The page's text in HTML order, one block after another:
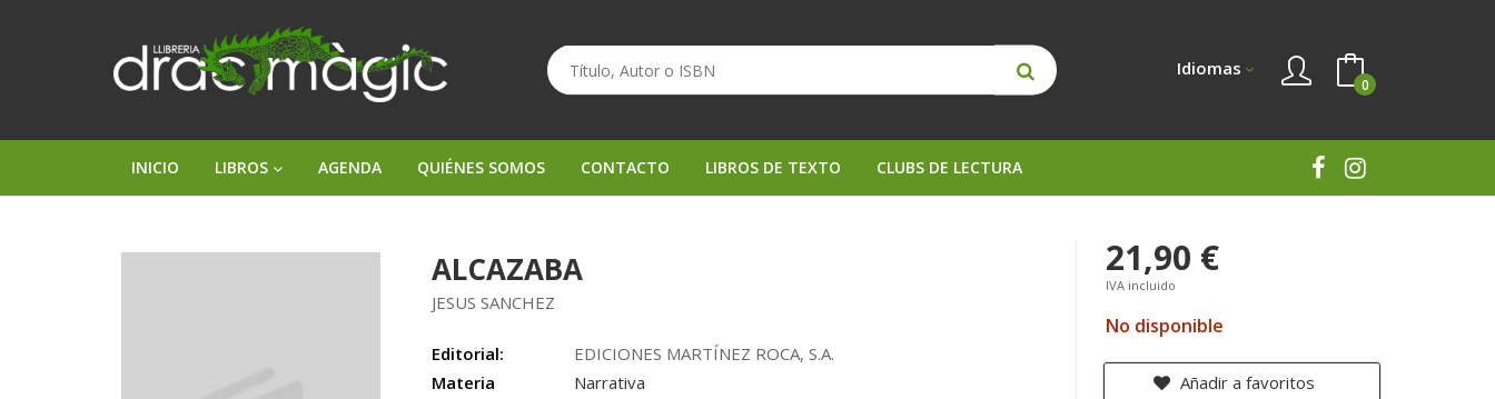
Idiomas
0
INICIO LIBROS AGENDA QUIÉNES SOMOS CONTACTO LIBROS DE TEXTO CLUBS DE LECTURA
ALCAZABA
JESUS SANCHEZ
Editorial:
EDICIONES MARTÍNEZ ROCA, S.A.
Materia
Narrativa
21,90 €
IVA incluido
No disponible
Añadir a favoritos